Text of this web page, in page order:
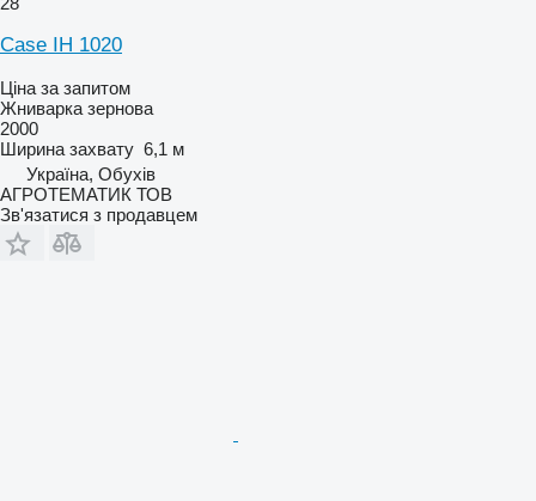
Case IH 1020
Ціна за запитом
Жниварка зернова
2000
Ширина захвату 6,1 м
Україна, Обухів
АГРОТЕМАТИК ТОВ
Зв'язатися з продавцем